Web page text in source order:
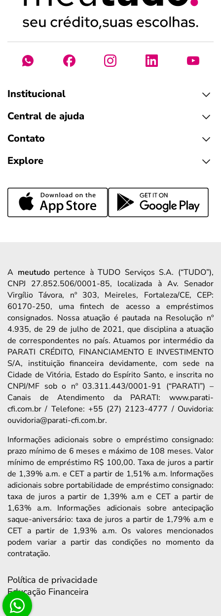
Institucional
Central de ajuda
Contato
Explore
A meutudopertence à TUDO Serviços S.A. (“TUDO”),
CNPJ 27.852.506/0001-85, localizada à Av. Senador
Virgílio Távora, nº 303, Meireles, Fortaleza/CE, CEP:
60170-250, uma fintech de acesso a empréstimos
consignados. Nossa atuação é pautada na Resolução nº
4.935, de 29 de julho de 2021, que disciplina a atuação
de correspondentes no país. Atuamos por intermédio da
PARATI CRÉDITO, FINANCIAMENTO E INVESTIMENTO
S/A, instituição financeira devidamente, com sede na
Cidade de Vitória, Estado do Espírito Santo, e inscrita no
CNPJ/MF sob o nº 03.311.443/0001-91 (“PARATI”) –
Canais de Atendimento da PARATI: www.parati-
cfi.com.br / Telefone: +55 (27) 2123-4777 / Ouvidoria:
ouvidoria@parati-cfi.com.br.
Informações adicionais sobre o empréstimo consignado:
prazo mínimo de 6 meses e máximo de 108 meses. Valor
mínimo de empréstimo R$ 100,00. Taxa de juros a partir
de 1,39% a.m. e CET a partir de 1,51% a.m. Informações
adicionais sobre portabilidade de empréstimo consignado:
taxa de juros a partir de 1,39% a.m e CET a partir de
1,63% a.m. Informações adicionais sobre antecipação
saque-aniversário: taxa de juros a partir de 1,79% a.m e
CET a partir de 1,93% a.m. Os valores mencionados
podem variar a partir das condições no momento da
contratação.
Política de privacidade
Educação Financeira